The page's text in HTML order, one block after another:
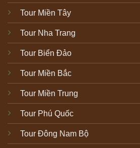
Tour Miền Tây
Tour Nha Trang
Tour Biển Đảo
Tour Miền Bắc
Tour Miền Trung
Tour Phú Quốc
Tour Đông Nam Bộ